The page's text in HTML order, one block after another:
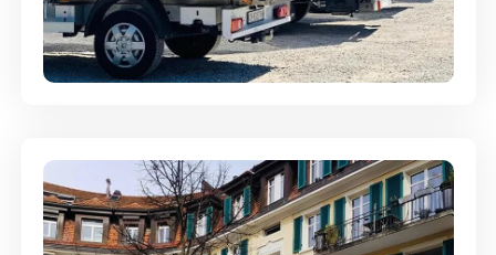
Möbellagerung - Alles sicher
aufbewahrt